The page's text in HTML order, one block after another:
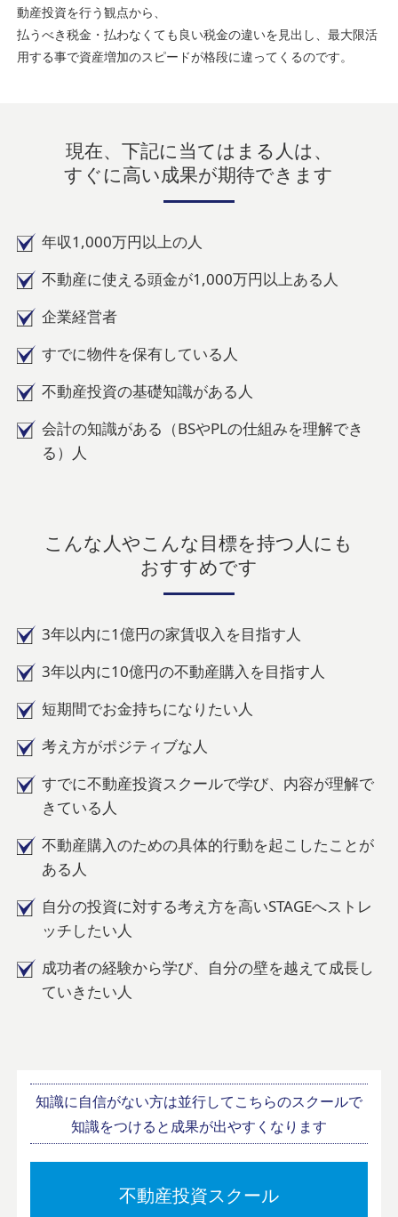
動産投資を行う観点から、
払うべき税金・払わなくても良い税金の違いを見出し、最大限活
用する事で資産増加のスピードが格段に違ってくるのです。
現在、下記に当てはまる人は、
すぐに高い成果が期待できます
年収1,000万円以上の人
不動産に使える頭金が1,000万円以上ある人
企業経営者
すでに物件を保有している人
不動産投資の基礎知識がある人
会計の知識がある（BSやPLの仕組みを理解でき
る）人
こんな人やこんな目標を持つ人にも
おすすめです
3年以内に1億円の家賃収入を目指す人
3年以内に10億円の不動産購入を目指す人
短期間でお金持ちになりたい人
考え方がポジティブな人
すでに不動産投資スクールで学び、内容が理解で
きている人
不動産購入のための具体的行動を起こしたことが
ある人
自分の投資に対する考え方を高いSTAGEへストレ
ッチしたい人
成功者の経験から学び、自分の壁を越えて成長し
ていきたい人
知識に自信がない方は並行してこちらのスクールで
知識をつけると成果が出やすくなります
不動産投資スクール